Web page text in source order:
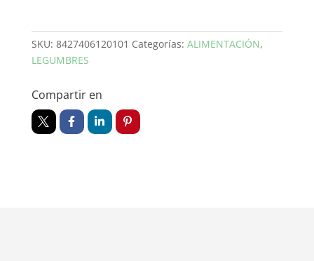
cantidad
SKU: 8427406120101 Categorías: ALIMENTACIÓN,
LEGUMBRES
Compartir en